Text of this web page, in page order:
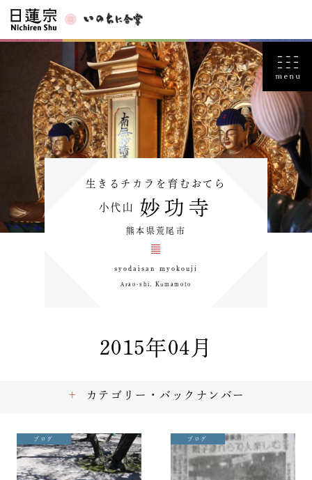
生きるチカラを育むおてら
小代山 妙功寺
熊本県荒尾市
syodaisan myokouji
Arao-shi, Kumamoto
2015年04月
ブログ ブログ
カテゴリー・バックナンバー